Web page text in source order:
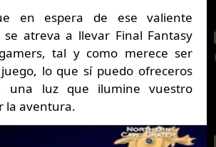
en espera de ese valiente
se atreva a llevar Final Fantasy
tal y como merece ser
lo que sí puedo ofreceros
una luz que ilumine vuestro
la aventura.